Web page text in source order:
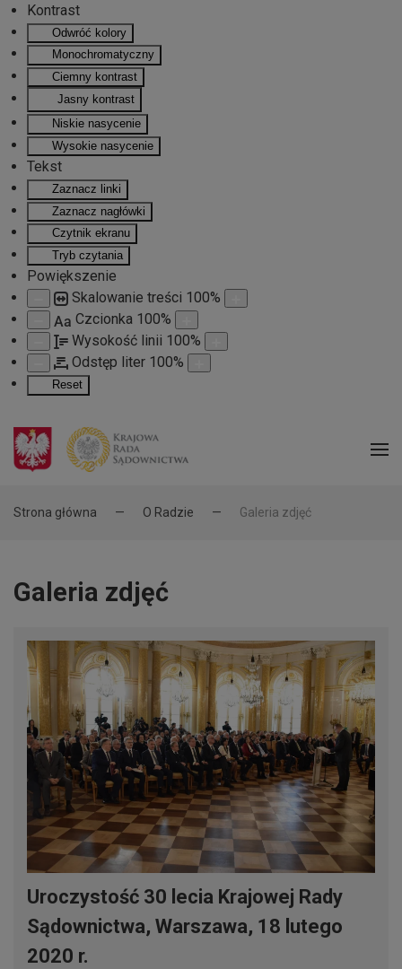
Kontrast
Odwróć kolory
Monochromatyczny
Ciemny kontrast
Jasny kontrast
Niskie nasycenie
Wysokie nasycenie
Tekst
Zaznacz linki
Zaznacz nagłówki
Czytnik ekranu
Tryb czytania
Powiększenie
Skalowanie treści 100%
Aa Czcionka 100%
Wysokość linii 100%
Odstęp liter 100%
Reset
Przejdź do głównej treści
Strona główna O Radzie Galeria zdjęć
Galeria zdjęć
Uroczystość 30 lecia Krajowej Rady
Sądownictwa, Warszawa, 18 lutego
2020 r.